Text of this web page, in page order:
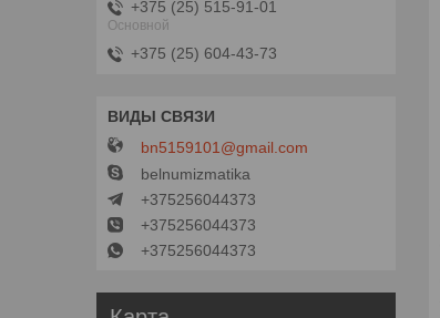
+375 (25) 515-91-01
Основной
+375 (25) 604-43-73
bn5159101@gmail.com
belnumizmatika
+375256044373
+375256044373
+375256044373